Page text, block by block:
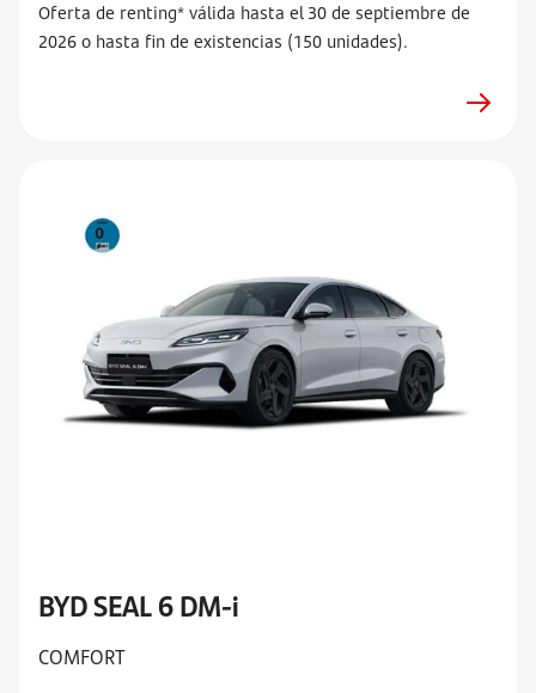
Oferta de renting* válida hasta el 30 de septiembre de
2026 o hasta fin de existencias (150 unidades).
BYD SEAL 6 DM-i
COMFORT